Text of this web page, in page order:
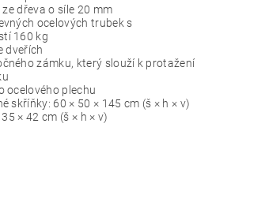
dřeva o síle 20 mm
ocelových trubek s
160 kg
dveřích
zámku, který slouží k protažení
ocelového plechu
skříňky: 60 × 50 × 145 cm (š × h × v)
× 42 cm (š × h × v)